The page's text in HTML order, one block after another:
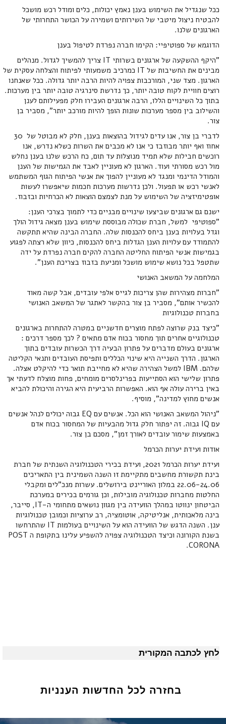
ככל שנגדיל את השימוש בענן נאמץ יכולות, כלים ומודל רכש מושכל
להבטיח ניצול מיטבי של השירותים ושמירה על הכושר התחרותי של
הארגונים שלנו.
הדוגמא של ספוטיפיי: הקימו חברה נפרדת לטיפול בענן
"היקף ההשקעה של ארגונים בשרותי IT צריך להמשיך לגדול. מנהלים
מבינים את החשיבות של IT כמרכיב משמעותי לפיתוח והצלחה עסקית של
הארגון. מצד שני, המורכבות צפויה להיות הרבה יותר גדולה. ככל שאנחנו
רוצים חוויית לקוח טובה יותר, כך נדרשת סינרגיה טובה יותר בין מערכות.
בתוך כל השינויים הללו, הרבה ארגונים העבירו חלק מפעילותם לענן
והשילוב בין מספר מערכות שונות הופך להיות מורכב יותר", מסביר בן
צור.
לדברי בן צור, אנו עדים לגידול בהוצאות בענן, חלק לא מבוטל של 30
אחוז ואף יותר מבוזבז כי אנו לא מכבים את השרות כשלא נדרש, אנו
רוכשים חבילות שלא תמיד מנוצלות עד תום, כח הרכש שלנו בענן נחלש
מול רכש מסורתי ועוד. הארגון לא מעוניין לאבד את הגמישות של הענן
והמודל הדינמי ומנגד לא מעוניין להפוך את אנשי הפיתוח הגוף המשתמש
לאנשי רכש או תפעול. ולכן נדרשות מערכות חכמות שיאפשרו לעשות
אופטימיזציה של השימוש על מנת לצמצם הוצאות לא הכרחיות ובזבוז.
ישנם גם ארגונים שביצעו שינויים מבניים כדי לתמוך בצרכי הענן:
"ספוטיפי למשל, חברת שכולה מבוססת שימוש בענן מצאה גידול הולך
וגדל בעלויות בענן ביחס להכנסות שלה. החברה הבינה שהיא תתקשה
להתמודד עם עלויות הענן הגדלות ביחס להכנסות, כיוון שלא רצתה לפגוע
בגמישות אנשי הפיתוח החליטה החברה להקים חברה נפרדת על ידה
שתטפל בכל נושא שימוש מושכל ומניעת בזבוז בצריכת הענן".
המלחמה על המשאב האנושי
"חברות מצהירות שהן צריכות לגייס אלפי עובדים, אבל קשה מאוד
להכשיר אותם", מסביר בן צור בהקשר לאתגר של המשאב האנושי
בחברות טכנולוגיות
"כיצד בנק שרוצה לפתח מוצרים חדשניים במטרה להתחרות בארגונים
טכנולוגיים אחרים תוך מחסור בכוח אדם מתאים ? לכך מספר דרכים :
ארגונים בעולם מדברים על פתרון הבעיה דרך הכשרות עובדים בתוך
הארגון. הדרך השנייה היא שינוי הכללים ותפיסת העובדים ותנאי הקליטה
שלהם. IBM למשל הצהירה שהיא לא מחייבת תואר כדי להיקלט אצלה.
פתרון שלישי הוא הסתייעות בפרינלסרים מומחים, פחות מוצלח לדעתי אך
באין ברירה עולה אף הוא. האפשרות הרביעית היא הגירה והיכולת להביא
אנשים מחוץ למדינה", מוסיף.
"ניהול המשאב האנושי הוא הכל. אנשים עם EQ גבוה יכולים לנהל אנשים
עם IQ גבוה. זה יפתור חלק גדול מהבעיות של המחסור בכוח אדם
באמצעות שימור עובדים לאורך זמן", מסכם בן צור.
אודות ועידת יערות הכרמל
ועידת יערות הכרמל 2021, ועידת בכירי הטכנולוגיה השנתית של חברת
בינת תקשורת מחשבים מתקיימת זו השנה השמינית בין התאריכים
22.06-24.06 במלון האוריינט בירושלים. עשרות מנכ"לים ומקבלי
החלטות מחברות טכנולוגיה מובילות, וכן גורמים בכירים במערכת
הביטחון ינווטו במהלך הוועידה בין מגוון נושאים מתחומי ה-IT, סייבר,
בינה מלאכותית, אנליטיקה, אוטומציה, רב ערוציות וכמובן טכנולוגיות
ענן. השנה הדגש של הוועידה הוא על השינויים בעולמות IT שהתרחשו
בשנת הקורונה וכיצד הטכנולוגיה צפויה להשפיע עלינו בתקופת ה POST
CORONA.
לחץ לכתבה המקורית
בחזרה לכל החדשות הענניות